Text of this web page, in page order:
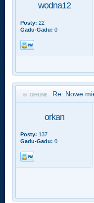
wodna12
Posty: 22
Gadu-Gadu: 0
Re: Nowe
orkan
Posty: 137
Gadu-Gadu: 0